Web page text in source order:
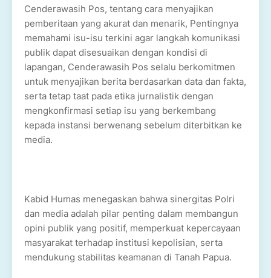
Cenderawasih Pos, tentang cara menyajikan
pemberitaan yang akurat dan menarik, Pentingnya
memahami isu-isu terkini agar langkah komunikasi
publik dapat disesuaikan dengan kondisi di
lapangan, Cenderawasih Pos selalu berkomitmen
untuk menyajikan berita berdasarkan data dan fakta,
serta tetap taat pada etika jurnalistik dengan
mengkonfirmasi setiap isu yang berkembang
kepada instansi berwenang sebelum diterbitkan ke
media.
Kabid Humas menegaskan bahwa sinergitas Polri
dan media adalah pilar penting dalam membangun
opini publik yang positif, memperkuat kepercayaan
masyarakat terhadap institusi kepolisian, serta
mendukung stabilitas keamanan di Tanah Papua.